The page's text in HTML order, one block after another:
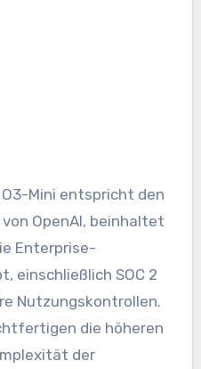
Mini entspricht den
OpenAI, beinhaltet
Enterprise-
einschließlich SOC 2
Nutzungskontrollen.
die höheren
der